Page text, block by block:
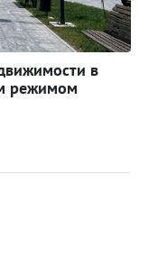
в
режимом